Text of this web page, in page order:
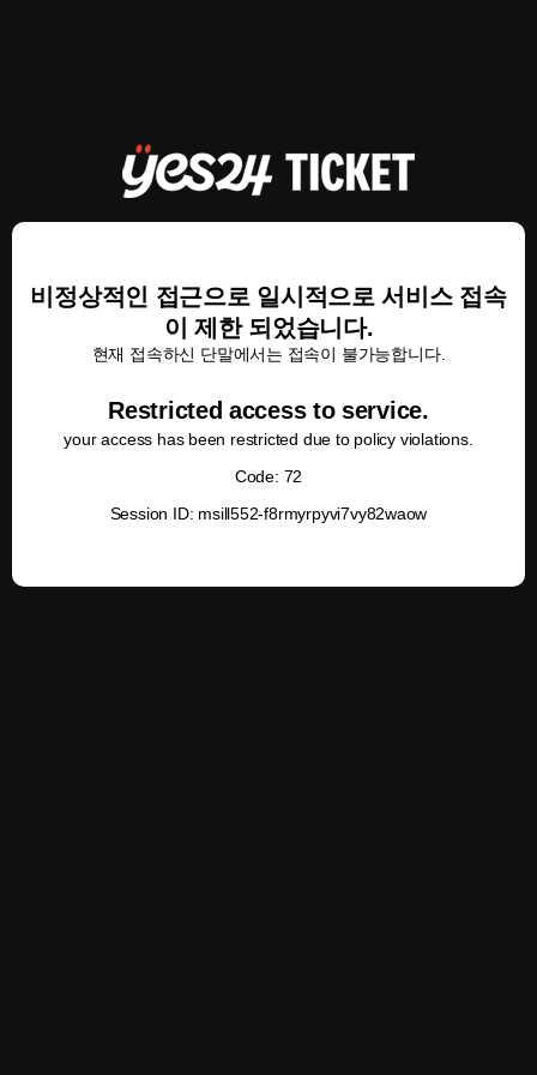
비정상적인 접근으로 일시적으로 서비스 접속
이 제한 되었습니다.
현재 접속하신 단말에서는 접속이 불가능합니다.
Restricted access to service.
your access has been restricted due to policy violations.
Code: 72
Session ID: msill552-f8rmyrpyvi7vy82waow